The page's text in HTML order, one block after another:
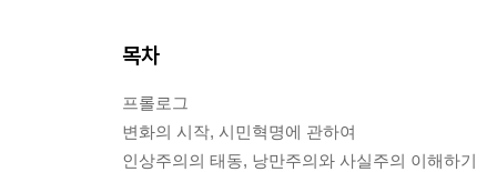
목차
프롤로그
변화의 시작, 시민혁명에 관하여
인상주의의 태동, 낭만주의와 사실주의 이해하기